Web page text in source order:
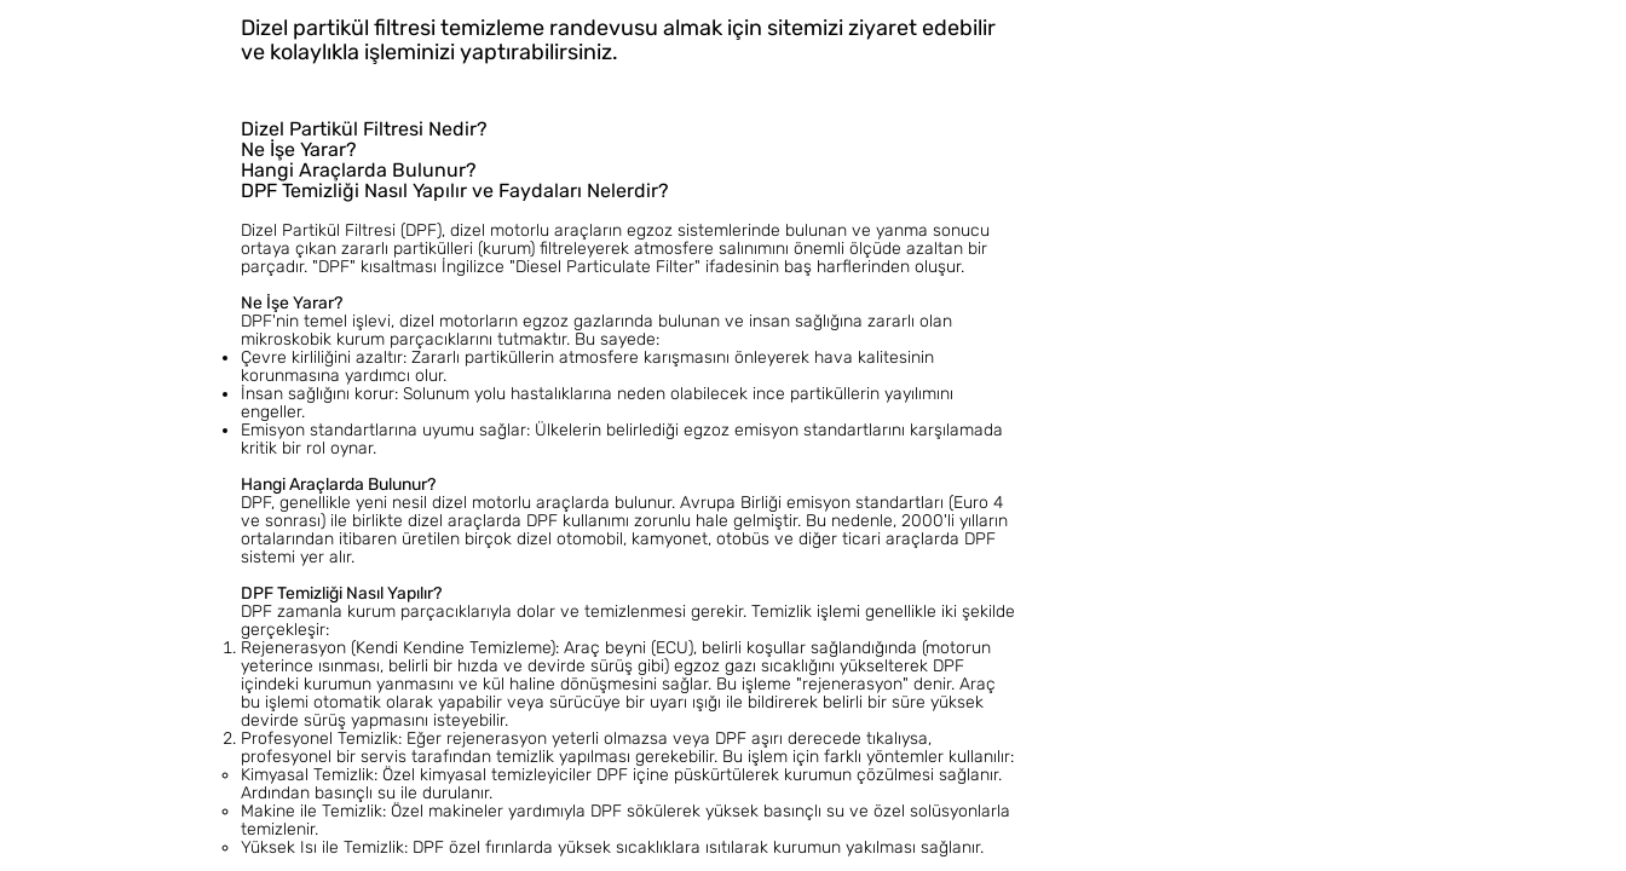
Dizel partikül filtresi temizleme randevusu almak için sitemizi ziyaret edebilir
ve kolaylıkla işleminizi yaptırabilirsiniz.
Dizel Partikül Filtresi Nedir?
Ne İşe Yarar?
Hangi Araçlarda Bulunur?
DPF Temizliği Nasıl Yapılır ve Faydaları Nelerdir?
Dizel Partikül Filtresi (DPF), dizel motorlu araçların egzoz sistemlerinde bulunan ve yanma sonucu
ortaya çıkan zararlı partikülleri (kurum) filtreleyerek atmosfere salınımını önemli ölçüde azaltan bir
parçadır. "DPF" kısaltması İngilizce "Diesel Particulate Filter" ifadesinin baş harflerinden oluşur.
Ne İşe Yarar?
DPF'nin temel işlevi, dizel motorların egzoz gazlarında bulunan ve insan sağlığına zararlı olan
mikroskobik kurum parçacıklarını tutmaktır. Bu sayede:
Çevre kirliliğini azaltır: Zararlı partiküllerin atmosfere karışmasını önleyerek hava kalitesinin
korunmasına yardımcı olur.
İnsan sağlığını korur: Solunum yolu hastalıklarına neden olabilecek ince partiküllerin yayılımını
engeller.
Emisyon standartlarına uyumu sağlar: Ülkelerin belirlediği egzoz emisyon standartlarını karşılamada
kritik bir rol oynar.
Hangi Araçlarda Bulunur?
DPF, genellikle yeni nesil dizel motorlu araçlarda bulunur. Avrupa Birliği emisyon standartları (Euro 4
ve sonrası) ile birlikte dizel araçlarda DPF kullanımı zorunlu hale gelmiştir. Bu nedenle, 2000'li yılların
ortalarından itibaren üretilen birçok dizel otomobil, kamyonet, otobüs ve diğer ticari araçlarda DPF
sistemi yer alır.
DPF Temizliği Nasıl Yapılır?
DPF zamanla kurum parçacıklarıyla dolar ve temizlenmesi gerekir. Temizlik işlemi genellikle iki şekilde
gerçekleşir:
Rejenerasyon (Kendi Kendine Temizleme): Araç beyni (ECU), belirli koşullar sağlandığında (motorun
yeterince ısınması, belirli bir hızda ve devirde sürüş gibi) egzoz gazı sıcaklığını yükselterek DPF
içindeki kurumun yanmasını ve kül haline dönüşmesini sağlar. Bu işleme "rejenerasyon" denir. Araç
bu işlemi otomatik olarak yapabilir veya sürücüye bir uyarı ışığı ile bildirerek belirli bir süre yüksek
devirde sürüş yapmasını isteyebilir.
Profesyonel Temizlik: Eğer rejenerasyon yeterli olmazsa veya DPF aşırı derecede tıkalıysa,
profesyonel bir servis tarafından temizlik yapılması gerekebilir. Bu işlem için farklı yöntemler kullanılır:
Kimyasal Temizlik: Özel kimyasal temizleyiciler DPF içine püskürtülerek kurumun çözülmesi sağlanır.
Ardından basınçlı su ile durulanır.
Makine ile Temizlik: Özel makineler yardımıyla DPF sökülerek yüksek basınçlı su ve özel solüsyonlarla
temizlenir.
Yüksek Isı ile Temizlik: DPF özel fırınlarda yüksek sıcaklıklara ısıtılarak kurumun yakılması sağlanır.